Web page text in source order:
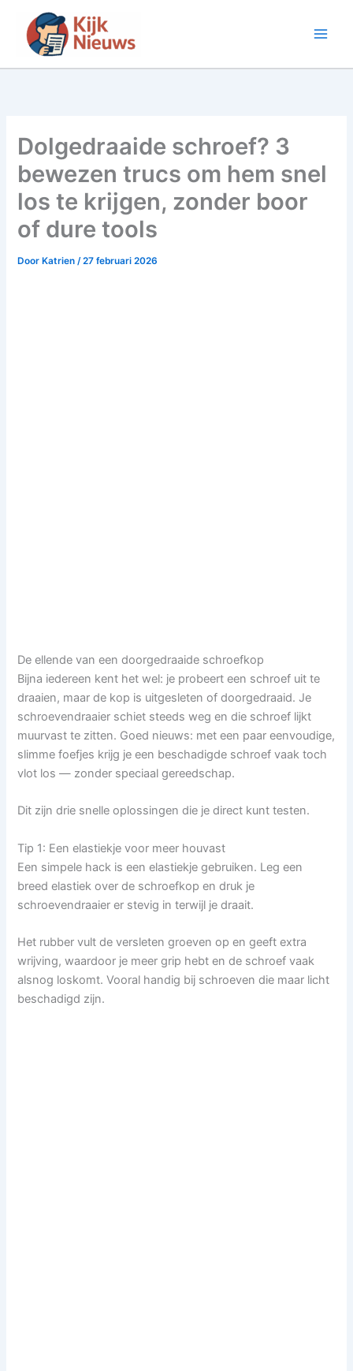
inhoud
Dolgedraaide schroef? 3
bewezen trucs om hem snel
los te krijgen, zonder boor
of dure tools
Door Katrien/27 februari 2026
De ellende van een doorgedraaide schroefkop
Bijna iedereen kent het wel: je probeert een schroef uit te
draaien, maar de kop is uitgesleten of doorgedraaid. Je
schroevendraaier schiet steeds weg en die schroef lijkt
muurvast te zitten. Goed nieuws: met een paar eenvoudige,
slimme foefjes krijg je een beschadigde schroef vaak toch
vlot los — zonder speciaal gereedschap.
Dit zijn drie snelle oplossingen die je direct kunt testen.
Tip 1: Een elastiekje voor meer houvast
Een simpele hack is een elastiekje gebruiken. Leg een
breed elastiek over de schroefkop en druk je
schroevendraaier er stevig in terwijl je draait.
Het rubber vult de versleten groeven op en geeft extra
wrijving, waardoor je meer grip hebt en de schroef vaak
alsnog loskomt. Vooral handig bij schroeven die maar licht
beschadigd zijn.